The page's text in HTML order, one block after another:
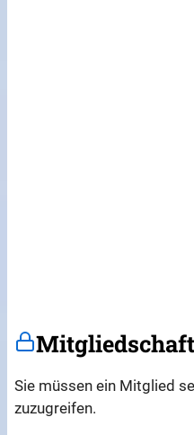
Sie müssen ein Mitglied
zuzugreifen.